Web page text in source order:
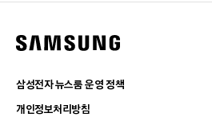
삼성전자 뉴스룸 운영 정책
개인정보처리방침